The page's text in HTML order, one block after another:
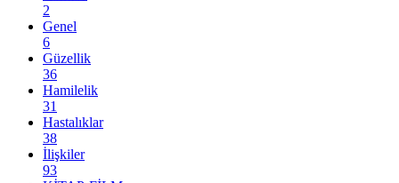
2
Genel
6
Güzellik
36
Hamilelik
31
Hastalıklar
38
İlişkiler
93